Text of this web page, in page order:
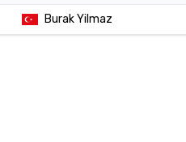
Burak Yilmaz